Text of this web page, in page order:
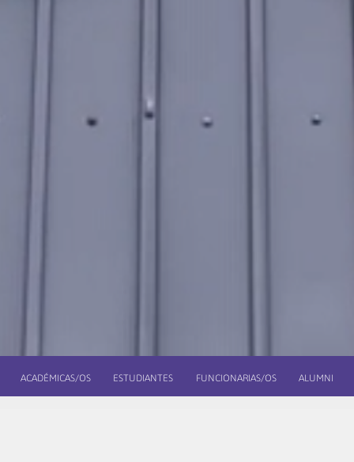
ACADÉMICAS/OS ESTUDIANTES FUNCIONARIAS/OS ALUMNI